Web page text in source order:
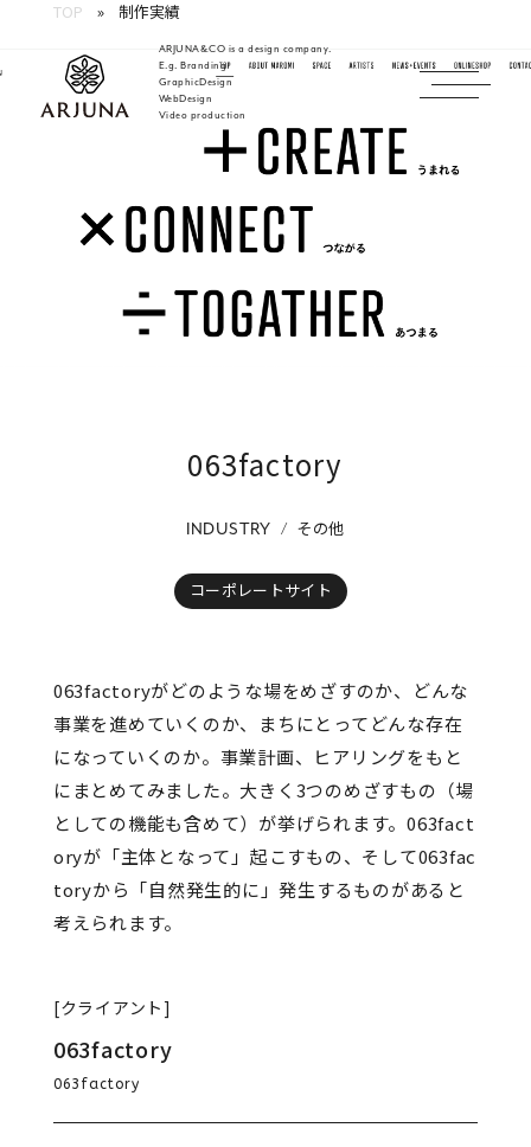
福岡 ブランディング・ブランディングデザイン
ARJUNA&CO is a design company.
E.g. Branding
GraphicDesign
WebDesign
Video production
TOP 制作実績
063factory
INDUSTRY その他
コーポレートサイト
063factoryがどのような場をめざすのか、どんな
事業を進めていくのか、まちにとってどんな存在
になっていくのか。事業計画、ヒアリングをもと
にまとめてみました。大きく3つのめざすもの（場
としての機能も含めて）が挙げられます。063fact
oryが「主体となって」起こすもの、そして063fac
toryから「自然発生的に」発生するものがあると
考えられます。
[クライアント]
063factory
063factory